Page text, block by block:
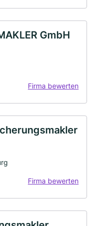
GmbH
Firma bewerten
Firma bewerten